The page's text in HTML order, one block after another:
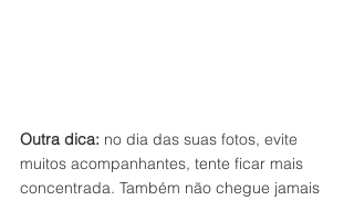
Outra dica: no dia das suas fotos, evite
muitos acompanhantes, tente ficar mais
concentrada. Também não chegue jamais